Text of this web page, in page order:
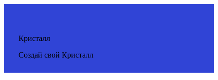
Кристалл
Создай свой Кристалл